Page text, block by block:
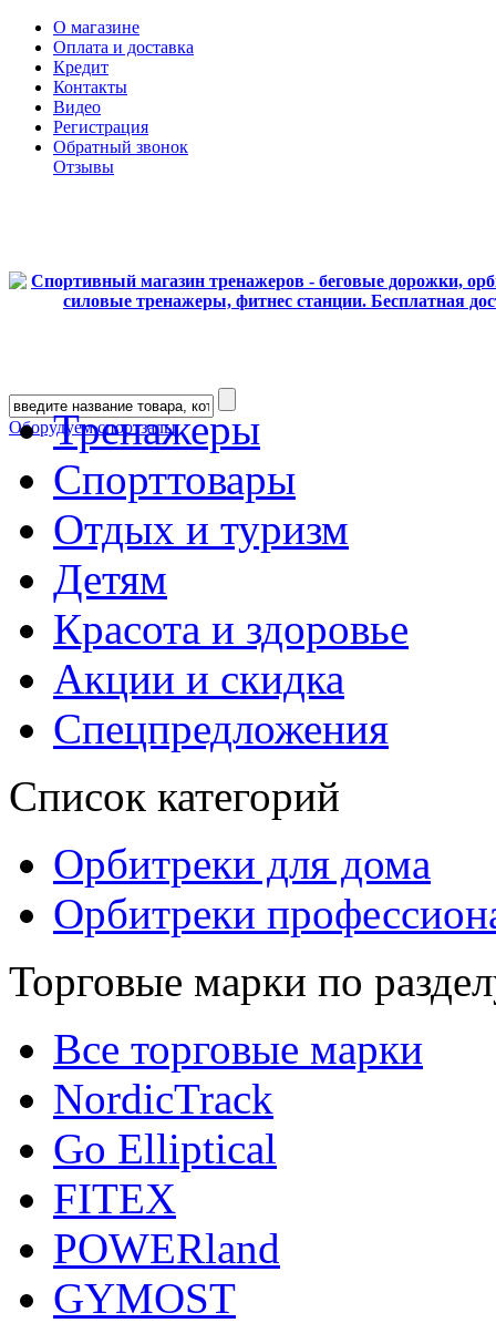
О магазине
Оплата и доставка
Кредит
Контакты
Видео
Регистрация
Обратный звонок
Отзывы
Оборудуем спортзалы
Тренажеры
Спорттовары
Отдых и туризм
Детям
Красота и здоровье
Акции и скидка
Спецпредложения
Список категорий
Орбитреки для дома
Орбитреки
Торговые марки по
Все торговые марки
NordicTrack
Go Elliptical
FITEX
POWERland
GYMOST